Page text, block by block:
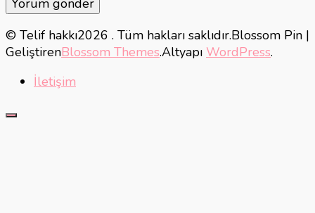
© Telif hakkı2026 . Tüm hakları saklıdır.Blossom Pin |
GeliştirenBlossom Themes.Altyapı WordPress.
İletişim